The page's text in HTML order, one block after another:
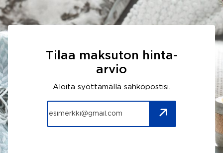
Tilaa maksuton hinta-
arvio
Aloita syöttämällä sähköpostisi.